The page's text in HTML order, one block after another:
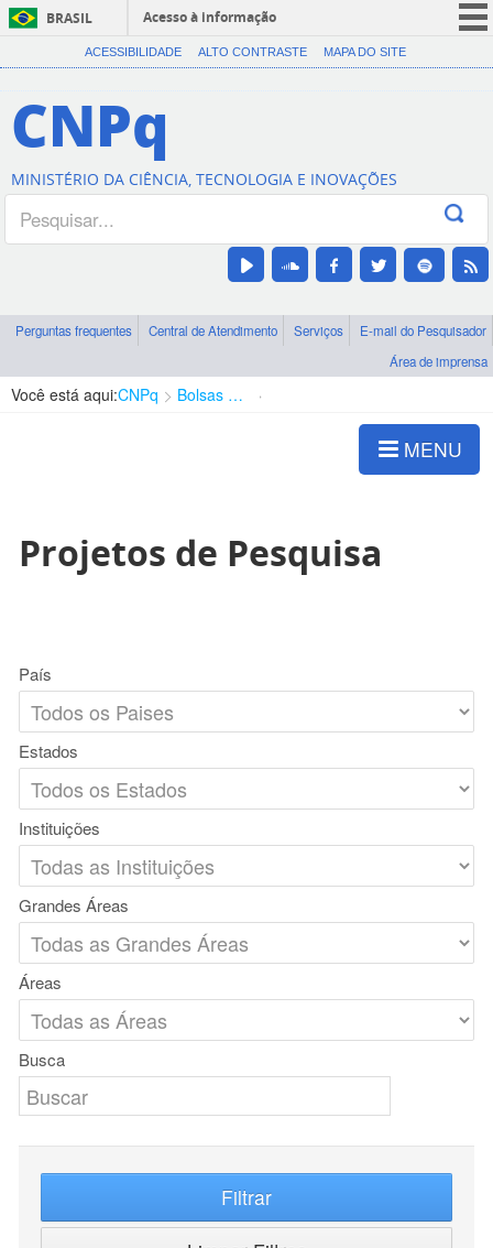
BRASIL
Acesso à informação
CORONAVÍRUS (COVID-19)
Canais
ACESSIBILIDADE ALTO CONTRASTE MAPA DO SITE
CNPq
MINISTÉRIO DA CIÊNCIA, TECNOLOGIA E INOVAÇÕES
Perguntas frequentes Central de Atendimento Serviços
E-mail do Pesquisador
Área de imprensa
Você está aqui:CNPq Bolsas e Auxílios Vigentes
MENU
Projetos de Pesquisa
País
Estados
Instituições
Grandes Áreas
Áreas
Busca
Filtrar